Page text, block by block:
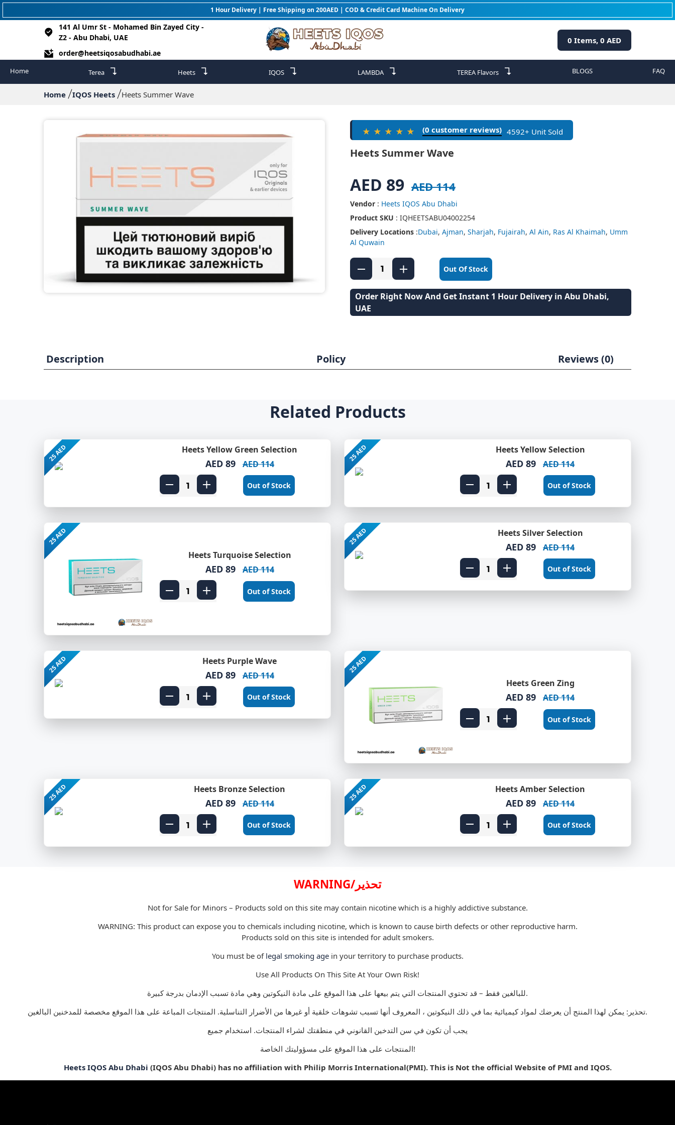
1 Hour Delivery | Free Shipping on 200AED | COD & Credit Card Machine On Delivery
141 Al Umr St - Mohamed Bin Zayed City -
Z2 - Abu Dhabi, UAE
order@heetsiqosabudhabi.ae
0 Items, 0 AED
Home Terea ↴ Heets ↴ IQOS ↴ LAMBDA ↴ TEREA Flavors ↴ BLOGS FAQ
Home IQOS Heets Heets Summer Wave
★★★★★ (0 customer reviews) 4592+ Unit Sold
Heets Summer Wave
AED 89 AED 114
Vendor : Heets IQOS Abu Dhabi
Product SKU : IQHEETSABU04002254
Delivery Locations :Dubai, Ajman, Sharjah, Fujairah, Al Ain, Ras Al Khaimah, Umm
Al Quwain
Out Of Stock
Order Right Now And Get Instant 1 Hour Delivery in Abu Dhabi,
UAE
Description Policy Reviews (0)
Related Products
25 AED Heets Yellow Green Selection
AED 89 AED 114
Out of Stock
25 AED Heets Yellow Selection
AED 89 AED 114
Out of Stock
25 AED
Heets Turquoise Selection
AED 89 AED 114
Out of Stock
25 AED Heets Silver Selection
AED 89 AED 114
Out of Stock
25 AED Heets Purple Wave
AED 89 AED 114
Out of Stock
25 AED
Heets Green Zing
AED 89 AED 114
Out of Stock
25 AED Heets Bronze Selection
AED 89 AED 114
Out of Stock
25 AED Heets Amber Selection
AED 89 AED 114
Out of Stock
WARNING/تحذير
Not for Sale for Minors – Products sold on this site may contain nicotine which is a highly addictive substance.
WARNING: This product can expose you to chemicals including nicotine, which is known to cause birth defects or other reproductive harm.
Products sold on this site is intended for adult smokers.
You must be of legal smoking agein your territory to purchase products.
Use All Products On This Site At Your Own Risk!
للبالغين فقط – قد تحتوي المنتجات التي يتم بيعها على هذا الموقع على مادة النيكوتين وهي مادة تسبب الإدمان بدرجة كبيرة.
تحذير: يمكن لهذا المنتج أن يعرضك لمواد كيميائية بما في ذلك النيكوتين ، المعروف أنها تسبب تشوهات خلقية أو غيرها من الأضرار التناسلية. المنتجات المباعة على هذا الموقع مخصصة للمدخنين البالغين.
يجب أن تكون في سن التدخين القانوني في منطقتك لشراء المنتجات. استخدام جميع
المنتجات على هذا الموقع على مسؤوليتك الخاصة!
Heets IQOS Abu Dhabi (IQOS Abu Dhabi) has no affiliation with Philip Morris International(PMI). This is Not the official Website of PMI and IQOS.